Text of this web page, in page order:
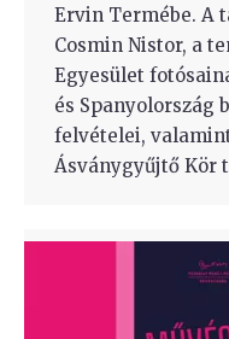
Ervin Termébe. A
Cosmin Nistor, a
Egyesület
és Spanyolország
felvételei,
Ásványgyűjtő Kör